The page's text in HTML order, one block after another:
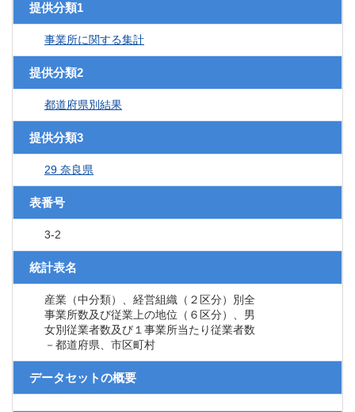
提供分類1
事業所に関する集計
提供分類2
都道府県別結果
提供分類3
29 奈良県
表番号
3-2
統計表名
産業（中分類）、経営組織（２区分）別全
事業所数及び従業上の地位（６区分）、男
女別従業者数及び１事業所当たり従業者数
－都道府県、市区町村
データセットの概要